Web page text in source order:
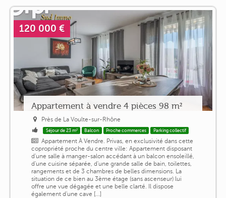
120 000 €
Appartement à vendre 4 pièces 98 m²
Près de La Voulte-sur-Rhône
Séjour de 23 m² Balcon Proche commerces Parking collectif
Appartement À Vendre. Privas, en exclusivité dans cette
copropriété proche du centre ville: Appartement disposant
d'une salle à manger-salon accédant à un balcon ensoleillé,
d'une cuisine séparée, d'une grande salle de bain, toilettes,
rangements et de 3 chambres de belles dimensions. La
situation de ce bien au 3ème étage (sans ascenseur) lui
offre une vue dégagée et une belle clarté. Il dispose
également d'une cave [...]